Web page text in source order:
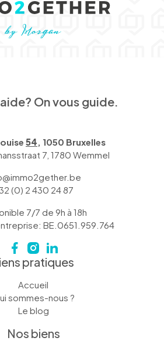
On vous guide.
54 , 1050 Bruxelles
7, 1780 Wemmel
(0) 2 430 24 87
7/7 de 9h à 18h
BE.0651.959.764
pratiques
Accueil
sommes-nous ?
Le blog
Nos biens